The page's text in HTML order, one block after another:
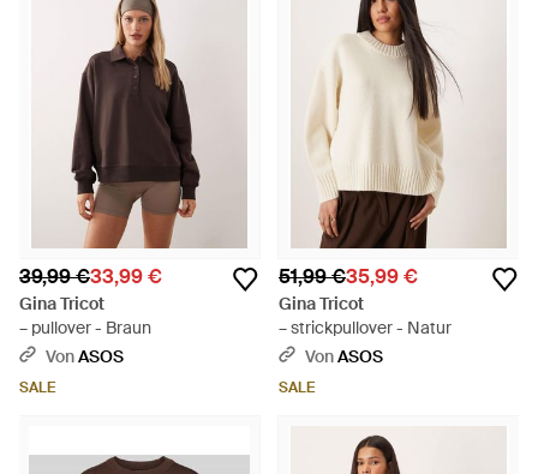
39,99 €33,99 €
Gina Tricot
– pullover - Braun
VonASOS
SALE
51,99 €35,99 €
Gina Tricot
– strickpullover - Natur
VonASOS
SALE